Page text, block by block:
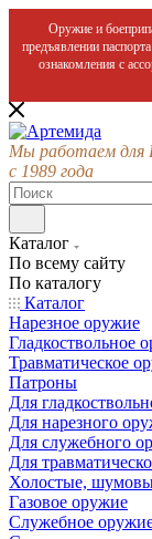
Оружие и
предъявлении
ознакомления с
Мы работаем для
с 1989 года
Каталог
По всему сайту
По каталогу
Каталог
Нарезное оружие
Гладкоствольное
Травматическое
Патроны
Для
Для нарезного
Для служебного
Для
Холостые,
Газовое оружие
Служебное